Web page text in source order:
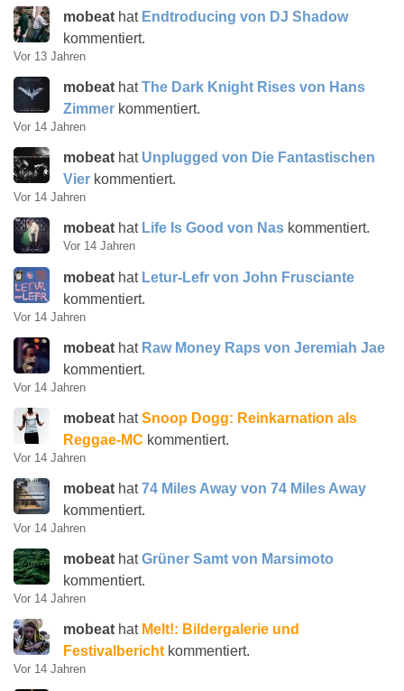
mobeat hat Endtroducing von DJ Shadow
kommentiert.
Vor 13 Jahren
mobeat hatThe Dark Knight Rises von Hans
Zimmer kommentiert.
Vor 14 Jahren
mobeat hat Unplugged von Die Fantastischen
Vier kommentiert.
Vor 14 Jahren
mobeat hat Life Is Good von Nas kommentiert.
Vor 14 Jahren
mobeat hat Letur-Lefr von John Frusciante
kommentiert.
Vor 14 Jahren
mobeat hat Raw Money Raps von Jeremiah Jae
kommentiert.
Vor 14 Jahren
mobeat hatSnoop Dogg: Reinkarnation als
Reggae-MC kommentiert.
Vor 14 Jahren
mobeat hat74 Miles Away von 74 Miles Away
kommentiert.
Vor 14 Jahren
mobeat hatGrüner Samt von Marsimoto
kommentiert.
Vor 14 Jahren
mobeat hat Melt!: Bildergalerie und
Festivalbericht kommentiert.
Vor 14 Jahren